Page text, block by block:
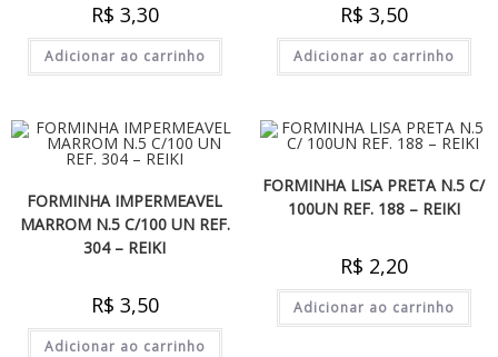
R$ 3,30
Adicionar ao carrinho
R$ 3,50
Adicionar ao carrinho
FORMINHA IMPERMEAVEL
MARROM N.5 C/100 UN REF.
304 – REIKI
R$ 3,50
Adicionar ao carrinho
FORMINHA LISA PRETA N.5 C/
100UN REF. 188 – REIKI
R$ 2,20
Adicionar ao carrinho